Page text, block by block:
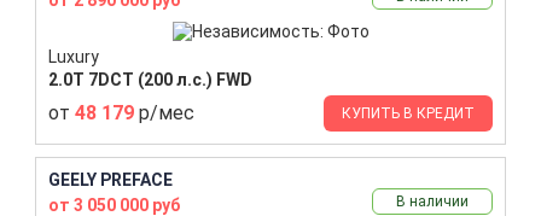
Luxury
2.0T 7DCT (200 л.с.) FWD
от 48 179 р/мес КУПИТЬ В КРЕДИТ
GEELY PREFACE
от 3 050 000 руб
В наличии